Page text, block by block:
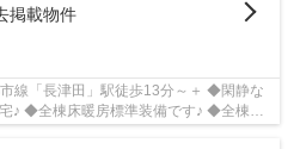
掲載物件
長津田」駅徒歩13分～＋ ◆閑静な
♪ ◆全棟床暖房標準装備です♪ ◆全棟土